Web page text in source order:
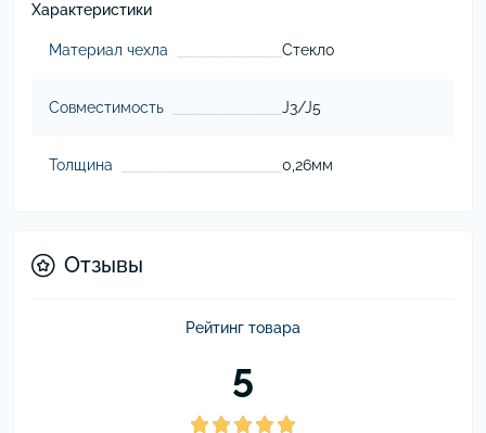
Характеристики
Материал чехла Стекло
Совместимость J3/J5
Толщина 0,26мм
Отзывы
Рейтинг товара
5